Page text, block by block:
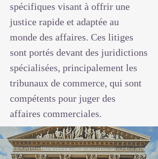
spécifiques visant à offrir une
justice rapide et adaptée au
monde des affaires. Ces litiges
sont portés devant des juridictions
spécialisées, principalement les
tribunaux de commerce, qui sont
compétents pour juger des
affaires commerciales.